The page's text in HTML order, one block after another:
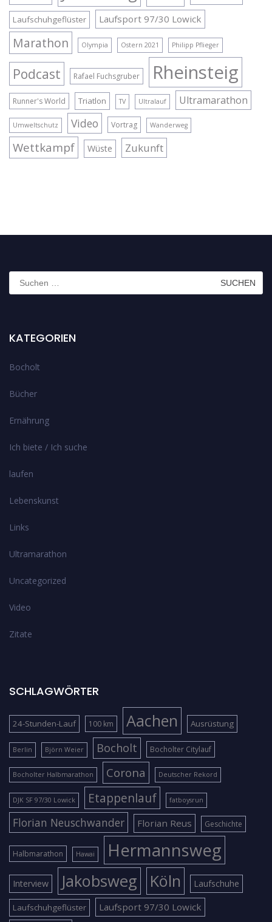
Laufschuhgeflüster Laufsport 97/30 Lowick
Marathon Olympia Ostern 2021 Philipp Pflieger
Podcast Rafael Fuchsgruber Rheinsteig
Runner's World Triatlon TV Ultralauf Ultramarathon
Umweltschutz Video Vortrag Wanderweg
Wettkampf Wüste Zukunft
Suchen
nach:
KATEGORIEN
Bocholt
Bücher
Ernährung
Ich biete / Ich suche
laufen
Lebenskunst
Links
Ultramarathon
Uncategorized
Video
Zitate
SCHLAGWÖRTER
24-Stunden-Lauf 100 km Aachen Ausrüstung
Berlin Björn Weier Bocholt Bocholter Citylauf
Bocholter Halbmarathon Corona Deutscher Rekord
DJK SF 97/30 Lowick Etappenlauf fatboysrun
Florian Neuschwander Florian Reus Geschichte
Halbmarathon Hawai Hermannsweg
Interview Jakobsweg Köln Laufschuhe
Laufschuhgeflüster Laufsport 97/30 Lowick